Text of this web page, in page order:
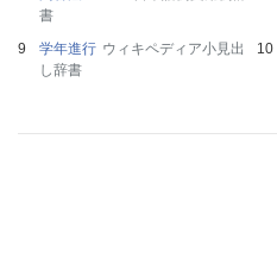
書
学年進行 ウィキペディア小見出
し辞書